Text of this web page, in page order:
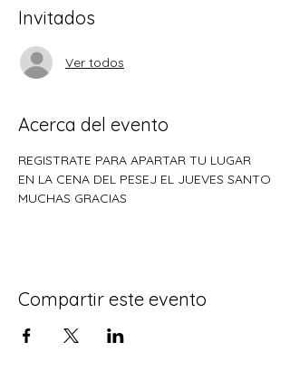
Invitados
Ver todos
Acerca del evento
REGISTRATE PARA APARTAR TU LUGAR
EN LA CENA DEL PESEJ EL JUEVES SANTO
MUCHAS GRACIAS
Compartir este evento